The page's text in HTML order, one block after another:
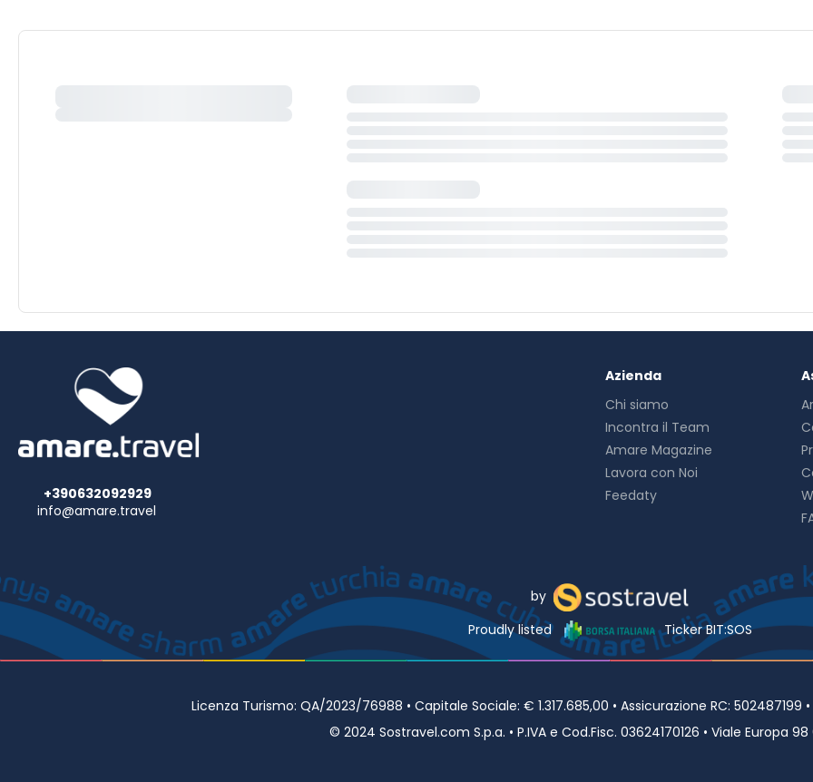
+390632092929
info@amare.travel
Azienda
Chi siamo
Incontra il Team
Amare Magazine
Lavora con Noi
Feedaty
by
Proudly listed
Ticker BIT:SOS
Licenza Turismo: QA/2023/76988 • Capitale Sociale: € 1.317.685,00 • Assicurazione RC: 502487199
© 2024 Sostravel.com S.p.a. • P.IVA e Cod.Fisc. 03624170126 • Viale Europa 98